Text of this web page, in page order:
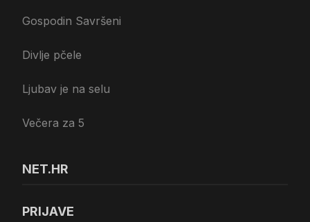
Gospodin Savršeni
Divlje pčele
Ljubav je na selu
Večera za 5
NET.HR
PRIJAVE